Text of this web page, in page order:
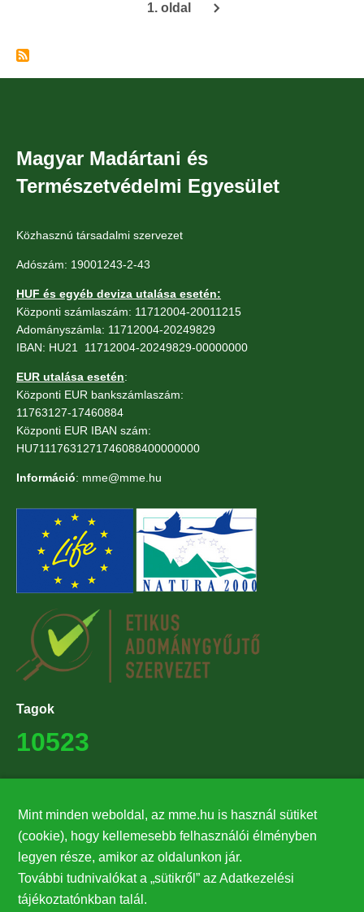
1. oldal
Magyar Madártani és
Természetvédelmi Egyesület
Közhasznú társadalmi szervezet
Adószám: 19001243-2-43
HUF és egyéb deviza utalása esetén:
Központi számlaszám: 11712004-20011215
Adományszámla: 11712004-20249829
IBAN: HU21 11712004-20249829-00000000
EUR utalása esetén:
Központi EUR bankszámlaszám:
11763127-17460884
Központi EUR IBAN szám:
HU71117631271746088400000000
Információ: mme@mme.hu
Tagok
10523
27224
Hírlevél feliratkozás
Értesüljön elsőként legfrissebb híreinkről, eseményeinkről!
Mint minden weboldal, az mme.hu is használ sütiket
(cookie), hogy kellemesebb felhasználói élményben
legyen része, amikor az oldalunkon jár.
További tudnivalókat a „sütikről” az Adatkezelési
tájékoztatónkban talál.